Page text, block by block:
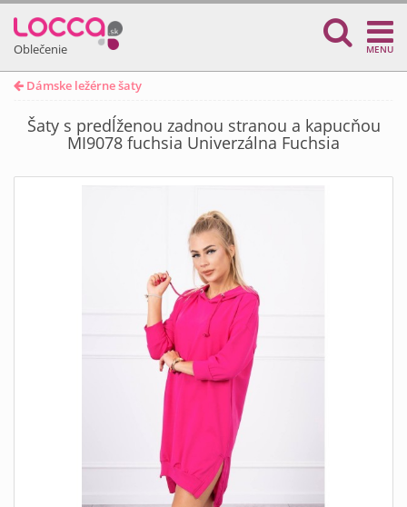
Oblečenie MENU
Dámske ležérne šaty
Šaty s predĺženou zadnou stranou a kapucňou
MI9078 fuchsia Univerzálna Fuchsia